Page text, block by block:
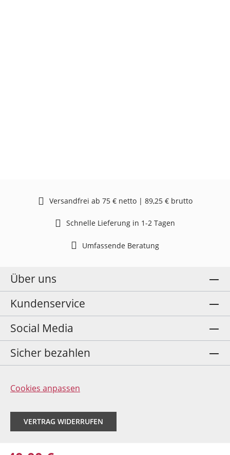
Versandfrei ab 75 € netto | 89,25 € brutto
Schnelle Lieferung in 1-2 Tagen
Umfassende Beratung
Über uns
Kundenservice
Social Media
Sicher bezahlen
Cookies anpassen
VERTRAG WIDERRUFEN